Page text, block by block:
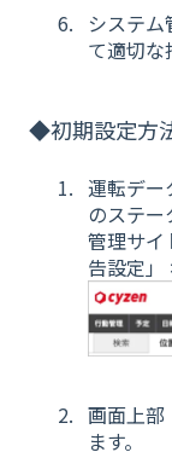
システ
て適切な
◆初期設定方
運転デー
のステー
管理サイ
告設定」
画面上部
ます。